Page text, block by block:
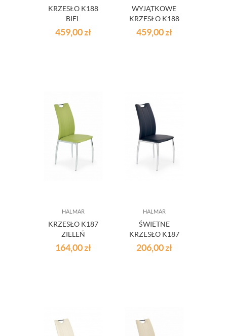
KRZESŁO K188
BIEL
459,00zł
WYJĄTKOWE
KRZESŁO K188
BEŻ
459,00zł
HALMAR
KRZESŁO K187
ZIELEŃ
164,00zł
HALMAR
ŚWIETNE
KRZESŁO K187
CZARNE
206,00zł